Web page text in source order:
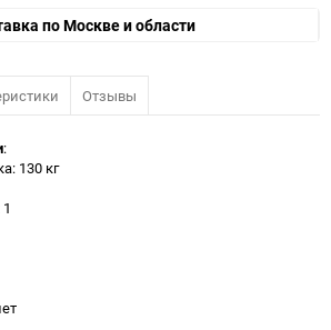
по Москве и области
Отзывы
:
130 кг